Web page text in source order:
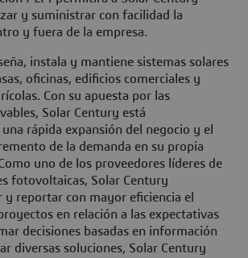
y suministrar con facilidad la
y fuera de la empresa.
instala y mantiene sistemas solares
oficinas, edificios comerciales y
Con su apuesta por las
Solar Century está
rápida expansión del negocio y el
de la demanda en su propia
uno de los proveedores líderes de
fotovoltaicas, Solar Century
y reportar con mayor eficiencia el
en relación a las expectativas
decisiones basadas en información
diversas soluciones, Solar Century